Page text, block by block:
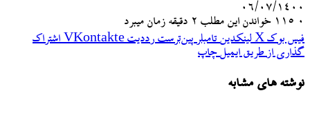
۰۶/۰۷/۱۴۰۰
۰
خواندن این مطلب 2 دقیقه زمان میبرد
فیس بوک X لینکدین ‫تامبلر ‫پین‌ترست ‫رددیت ‫VKontakte اشتراک
گذاری از طریق ایمیل چاپ
نوشته های مشابه